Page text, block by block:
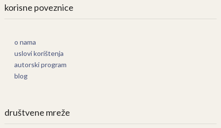
korisne poveznice
o nama
uslovi korištenja
autorski program
blog
društvene mreže